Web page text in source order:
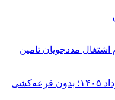
اشتغال مددجویان تامین